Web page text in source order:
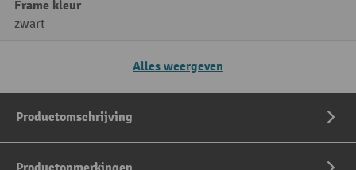
Frame kleur
zwart
Alles weergeven
Productomschrijving